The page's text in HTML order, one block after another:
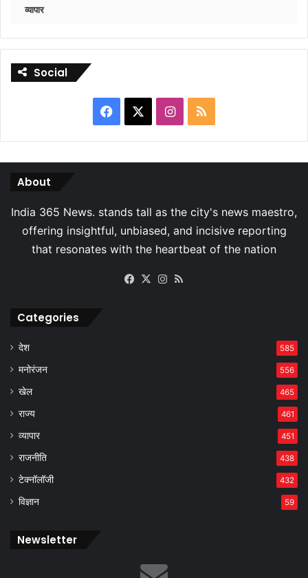
व्यापार
Social
Facebook Instagram
RSS
About
Facebook
X Instagram
Categories
देश 585
मनोरंजन 556
खेल 465
राज्य 461
व्यापार 451
राजनीति 438
टेक्नॉलॉजी 432
विज्ञान 59
Newsletter